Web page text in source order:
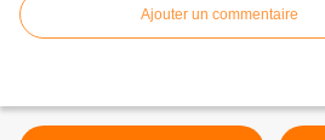
Ajouter un commentaire